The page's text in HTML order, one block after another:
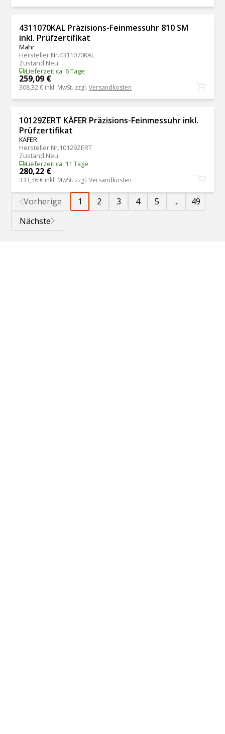
4311070KAL Präzisions-Feinmessuhr 810 SM
inkl. Prüfzertifikat
Mahr
Hersteller Nr.4311070KAL
Zustand:Neu
Lieferzeit ca. 6 Tage
259,09 €
308,32 € inkl. MwSt. zzgl.Versandkosten
10129ZERT KÄFER Präzisions-Feinmessuhr inkl.
Prüfzertifikat
KÄFER
Hersteller Nr.10129ZERT
Zustand:Neu
Lieferzeit ca. 11 Tage
280,22 €
333,46 € inkl. MwSt. zzgl.Versandkosten
Vorherige 1 2 3 4 5 ...
49
Nächste